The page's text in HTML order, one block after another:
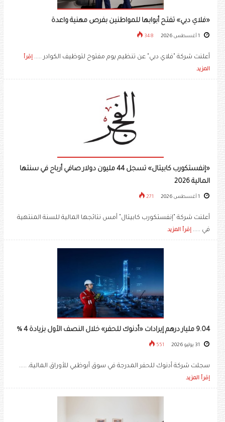
«فلاي دبي» تفتح أبوابها للمواطنين بفرص مهنية واعدة
348
أعلنت شركة "فلاي دبي" عن تنظيم يوم مفتوح لتوظيف الكوادر ..... إقرأ
المزيد
«إنفستكورب كابيتال» تسجل 44 مليون دولار صافي أرباح في سنتها
المالية 2026
271
أعلنت شركة "إنفستكورب كابيتال" أمس نتائجها المالية للسنة المنتهية
في ..... إقرأ المزيد
9.04 مليار درهم إيرادات «أدنوك للحفر» خلال النصف الأول بزيادة 4 %
551
سجلت شركة أدنوك للحفر المدرجة في سوق أبوظبي للأوراق المالية، .....
إقرأ المزيد